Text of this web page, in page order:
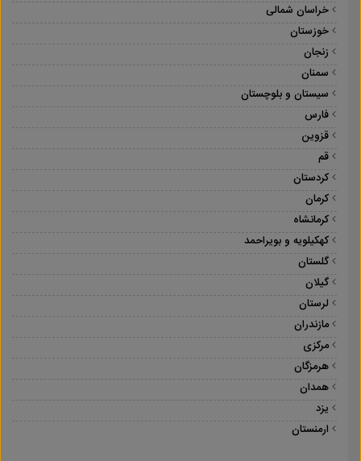
خراسان شمالی
خوزستان
زنجان
سمنان
سیستان و بلوچستان
فارس
قزوین
قم
کردستان
کرمان
کرمانشاه
کهکیلویه و بویراحمد
گلستان
گیلان
لرستان
مازندران
مرکزی
هرمزگان
همدان
یزد
ارمنستان